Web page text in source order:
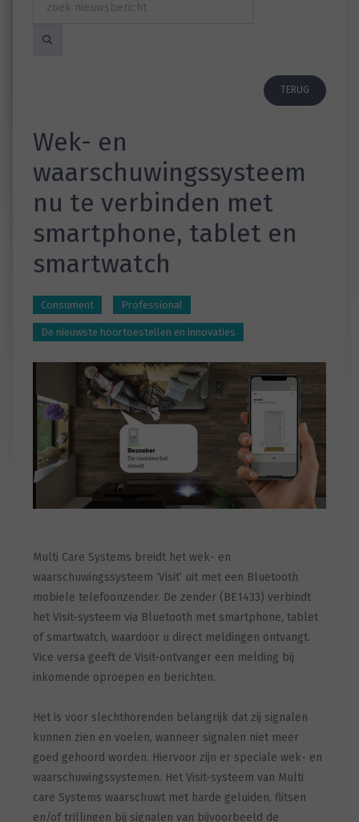
TERUG
Wek- en
waarschuwingssysteem
nu te verbinden met
smartphone, tablet en
smartwatch
Consument Professional
De nieuwste hoortoestellen en innovaties
Multi Care Systems breidt het wek- en
waarschuwingssysteem ‘Visit’ uit met een Bluetooth
mobiele telefoonzender. De zender (BE1433) verbindt
het Visit-systeem via Bluetooth met smartphone, tablet
of smartwatch, waardoor u direct meldingen ontvangt.
Vice versa geeft de Visit-ontvanger een melding bij
inkomende oproepen en berichten.
Het is voor slechthorenden belangrijk dat zij signalen
kunnen zien en voelen, wanneer signalen niet meer
goed gehoord worden. Hiervoor zijn er speciale wek- en
waarschuwingssystemen. Het Visit-systeem van Multi
care Systems waarschuwt met harde geluiden, flitsen
en/of trillingen bij signalen van bijvoorbeeld de